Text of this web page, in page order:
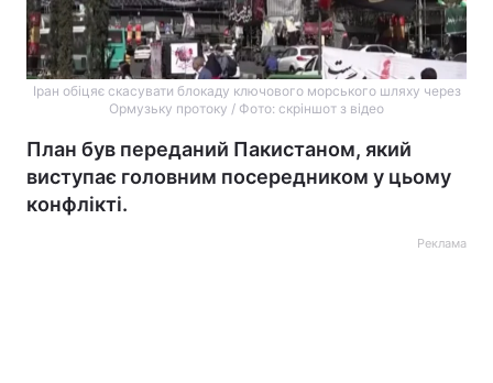
Іран обіцяє скасувати блокаду ключового морського шляху через
Ормузьку протоку / Фото: скріншот з відео
План був переданий Пакистаном, який
виступає головним посередником у цьому
конфлікті.
Реклама